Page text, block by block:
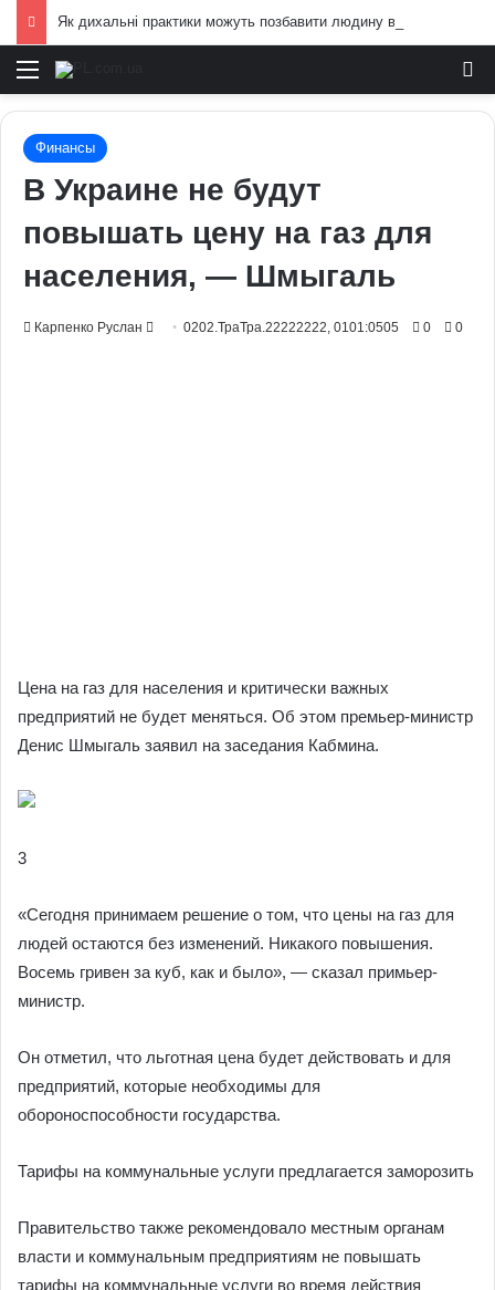
Меню
Финансы
В Украине не будут
повышать цену на газ для
населения, — Шмыгаль
Карпенко Руслан
Send0202.ТраТра.22222222, 0101:0505 0 0
Цена на газ для населения и критически важных
предприятий не будет меняться. Об этом премьер-министр
Денис Шмыгаль заявил на заседания Кабмина.
3
«Сегодня принимаем решение о том, что цены на газ для
людей остаются без изменений. Никакого повышения.
Восемь гривен за куб, как и было», — сказал примьер-
министр.
Он отметил, что льготная цена будет действовать и для
предприятий, которые необходимы для
обороноспособности государства.
Тарифы на коммунальные услуги предлагается заморозить
Правительство также рекомендовало местным органам
власти и коммунальным предприятиям не повышать
тарифы на коммунальные услуги во время действия